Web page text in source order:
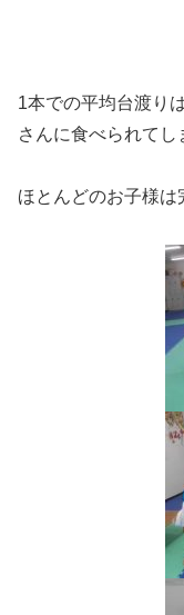
1本での平均台渡り
さんに食べられてし
ほとんどのお子様は